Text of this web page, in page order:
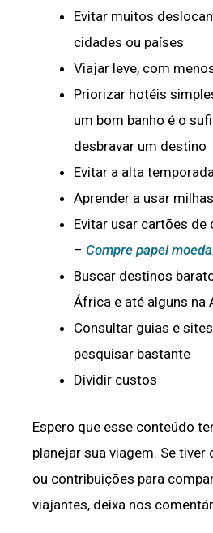
Evitar muitos
cidades ou países
Viajar leve, com
Priorizar hotéis
um bom banho é o
desbravar um destino
Evitar a alta
Aprender a usar
Evitar usar cartões de
– Compre papel
Buscar destinos
África e até alguns na
Consultar guias e
pesquisar bastante
Dividir custos
Espero que esse conteúdo
planejar sua viagem. Se tiver
ou contribuições para
viajantes, deixa nos